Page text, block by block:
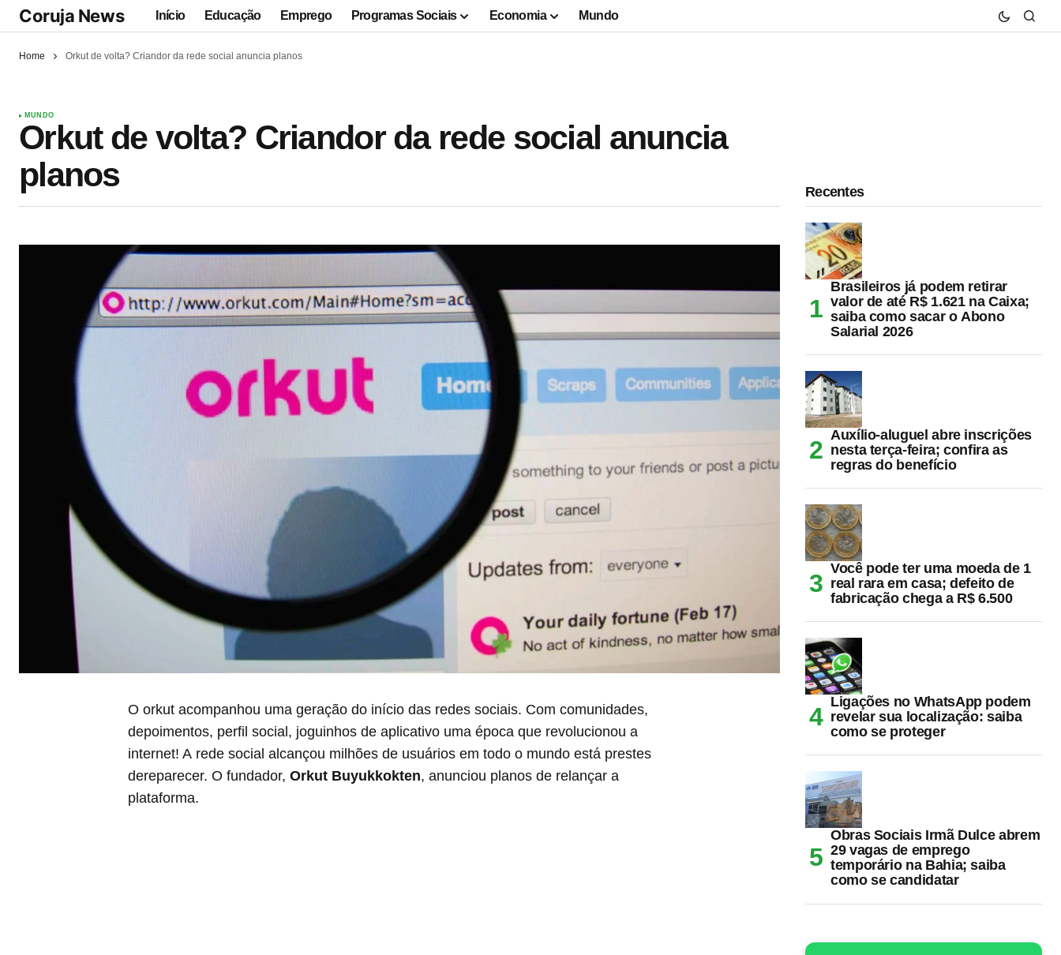
Coruja News Início Educação Emprego Programas Sociais Economia Mundo
Home Orkut de volta? Criandor da rede social anuncia planos
MUNDO
Orkut de volta? Criandor da rede social anuncia
planos
O orkut acompanhou uma geração do início das redes sociais. Com comunidades,
depoimentos, perfil social, joguinhos de aplicativo uma época que revolucionou a
internet! A rede social alcançou milhões de usuários em todo o mundo está prestes
dereparecer. O fundador, Orkut Buyukkokten, anunciou planos de relançar a
plataforma.
Recentes
Brasileiros já podem retirar
valor de até R$ 1.621 na Caixa;
saiba como sacar o Abono
Salarial 2026
Auxílio-aluguel abre inscrições
nesta terça-feira; confira as
regras do benefício
Você pode ter uma moeda de 1
real rara em casa; defeito de
fabricação chega a R$ 6.500
Ligações no WhatsApp podem
revelar sua localização: saiba
como se proteger
Obras Sociais Irmã Dulce abrem
29 vagas de emprego
temporário na Bahia; saiba
como se candidatar